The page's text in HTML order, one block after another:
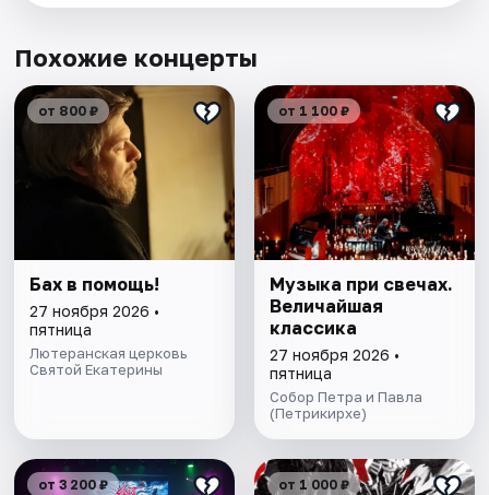
Похожие концерты
от 800 ₽
Бах в помощь!
27 ноября 2026 •
пятница
Лютеранская церковь
Святой Екатерины
от 1 100 ₽
Музыка при свечах.
Величайшая
классика
27 ноября 2026 •
пятница
Собор Петра и Павла
(Петрикирхе)
от 3 200 ₽ от 1 000 ₽